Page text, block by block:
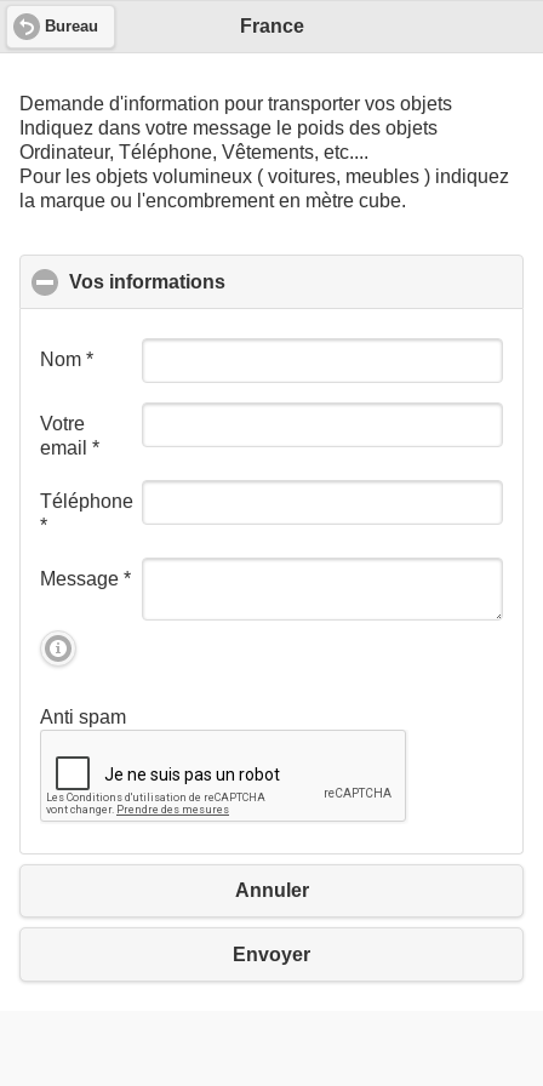
France
Bureau
Demande d'information pour transporter vos objets
Indiquez dans votre message le poids des objets
Ordinateur, Téléphone, Vêtements, etc....
Pour les objets volumineux ( voitures, meubles ) indiquez
la marque ou l'encombrement en mètre cube.
Vos informations
Nom *
Votre
email *
Téléphone
*
Message *
Anti spam
Annuler
Envoyer